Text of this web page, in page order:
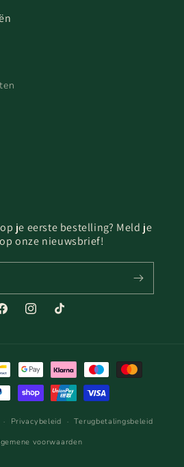
je eerste bestelling? Meld je
onze nieuwsbrief!
InstagramTikTok
Privacybeleid
Terugbetalingsbeleid
voorwaarden